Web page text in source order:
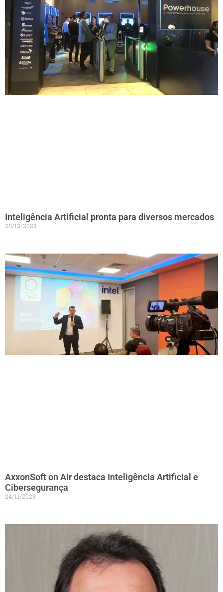
Inteligência Artificial pronta para diversos mercados
20/12/2023
AxxonSoft on Air destaca Inteligência Artificial e
Cibersegurança
24/11/2023